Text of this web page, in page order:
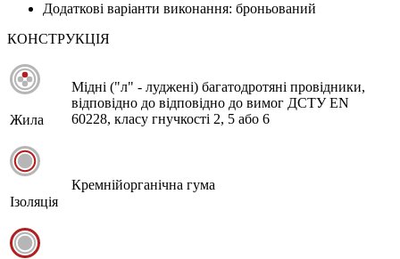
Додаткові варіанти виконання: броньований
КОНСТРУКЦІЯ
Жила
Мідні ("л" - луджені) багатодротяні провідники,
відповідно до відповідно до вимог ДСТУ EN
60228, класу гнучкості 2, 5 або 6
Ізоляція
Кремнійорганічна гума